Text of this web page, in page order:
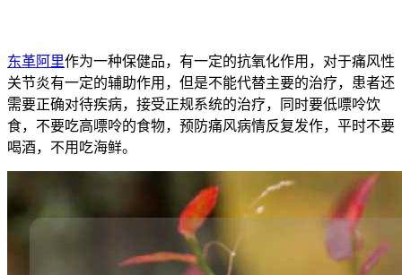
东革阿里作为一种保健品，有一定的抗氧化作用，对于痛风性
关节炎有一定的辅助作用，但是不能代替主要的治疗，患者还
需要正确对待疾病，接受正规系统的治疗，同时要低嘌呤饮
食，不要吃高嘌呤的食物，预防痛风病情反复发作，平时不要
喝酒，不用吃海鲜。